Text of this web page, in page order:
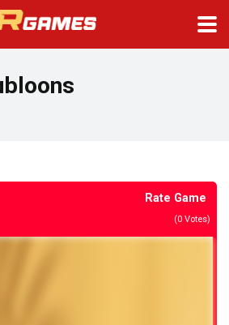
Rate Game
(0 Votes)